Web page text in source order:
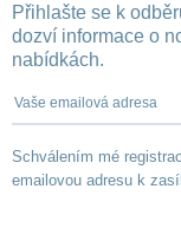
Přihlašte se k
dozví informace o
nabídkách.
Vaše emailová
Schválením mé
emailovou adresu k